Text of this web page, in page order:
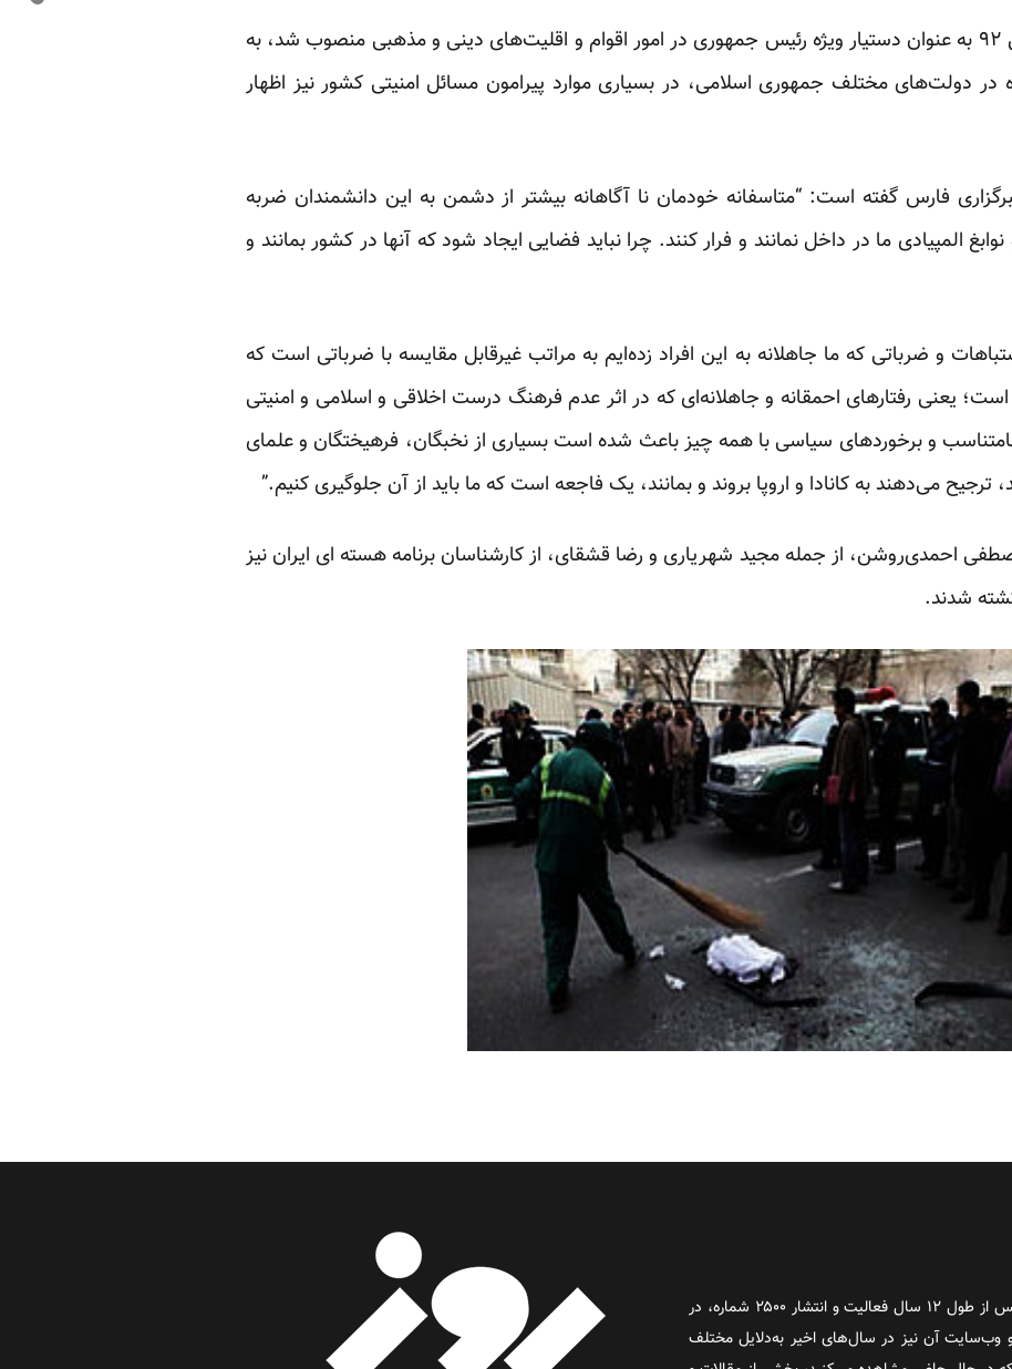
علی یونسی که در مهرماه سال ۹۲ به عنوان دستیار ویژه رئیس ‌جمهوری در امور اقوام و اقلیت‌های دینی و مذهبی منصوب شد، به
در دولت‌های مختلف جمهوری اسلامی، در بسیاری موارد پیرامون مسائل امنیتی کشور نیز اظهار
فارس گفته است: “متاسفانه خودمان نا آگاهانه بیشتر از دشمن به این دانشمندان ضربه
المپیادی ما در داخل نمانند و فرار کنند. چرا نباید فضایی ایجاد شود که آنها در کشور بمانند و
و ضرباتی که ما جاهلانه به این افراد زده‌ایم به مراتب غیرقابل مقایسه با ضرباتی است که
یعنی رفتارهای احمقانه و جاهلانه‌ای که در اثر عدم فرهنگ درست اخلاقی و اسلامی و امنیتی
و برخوردهای سیاسی با همه چیز باعث شده است بسیاری از نخبگان، فرهیختگان و علمای
می‌دهند به کانادا و اروپا بروند و بمانند، یک فاجعه است که ما باید از آن جلوگیری کنیم.”
احمدی‌روشن، از جمله مجید شهریاری و رضا قشقای، از کارشناسان برنامه هسته ای ایران نیز
شدند.
روز آنلاین روزنامه‌ای اینترنتی بود که پس از طول ۱۲ سال فعالیت و انتشار ۲۵۰۰ شماره، در
داد و وب‌سایت آن نیز در سال‌های اخیر به‌دلایل مختلف